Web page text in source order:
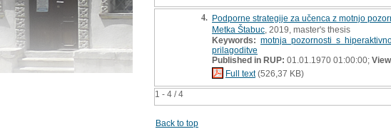
1 - 4 / 4
4. Podporne strategije za učenca z motnjo
Metka Štabuc , 2019, master's thesis
Keywords: motnja pozornosti s
prilagoditve
Published in RUP: 01.01.1970 01:00:00;
Full text(526,37 KB)
Back to top